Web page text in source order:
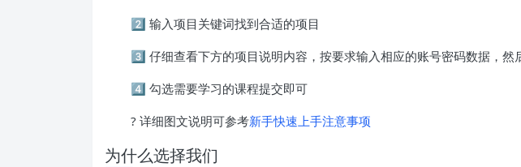
2️⃣ 输入项目关键词找到合适的项目
3️⃣ 仔细查看下方的项目说明内容，按要求输入相应的账号密码数据，然
4️⃣ 勾选需要学习的课程提交即可
? 详细图文说明可参考新手快速上手注意事项
为什么选择我们